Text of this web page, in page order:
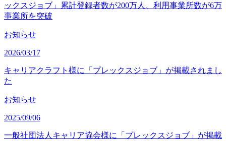
ックスジョブ」累計登録者数が200万人、利用事業所数が6万
事業所を突破
お知らせ
2026/03/17
キャリアクラフト様に「プレックスジョブ」が掲載されまし
た
お知らせ
2025/09/06
一般社団法人キャリア協会様に「プレックスジョブ」が掲載